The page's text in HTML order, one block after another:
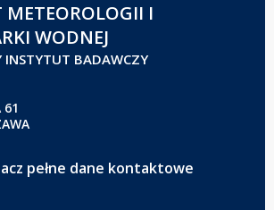
METEOROLOGII I
WODNEJ
INSTYTUT BADAWCZY
61
pełne dane kontaktowe